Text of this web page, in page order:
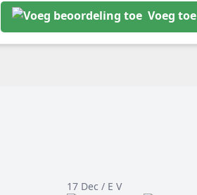
Voeg toe
17 Dec / E V